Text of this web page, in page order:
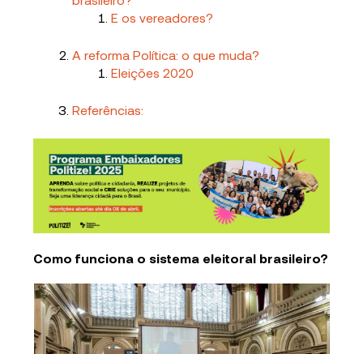
E os vereadores?
A reforma Política: o que muda?
Eleições 2020
Referências:
Como funciona o sistema eleitoral brasileiro?